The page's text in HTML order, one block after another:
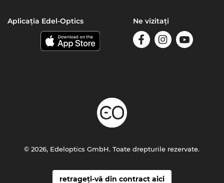
Aplicația Edel-Optics Ne vizitați
retrageți-vă din contract aici
© 2026, Edeloptics GmbH. Toate drepturile rezervate.